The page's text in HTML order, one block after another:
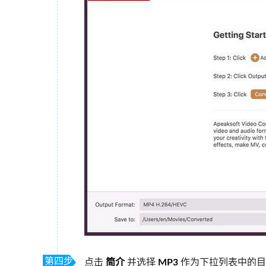
第四步 点击 简介并选择 MP3 作为下拉列表中的